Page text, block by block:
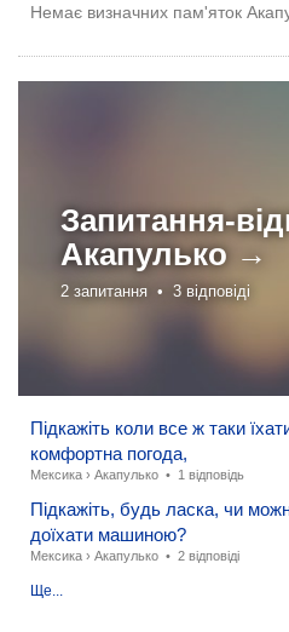
Немає визначних пам'яток
Запитання-
Акапулько →
2 запитання • 3 відповіді
Підкажіть коли все ж таки
комфортна погода,
Мексика › Акапулько • 1 відповідь
Підкажіть, будь ласка, чи
доїхати машиною?
Мексика › Акапулько • 2 відповіді
Ще...